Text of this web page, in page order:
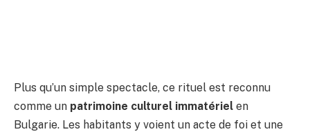
Plus qu’un simple spectacle, ce rituel est reconnu
comme un patrimoine culturel immatériel en
Bulgarie. Les habitants y voient un acte de foi et une